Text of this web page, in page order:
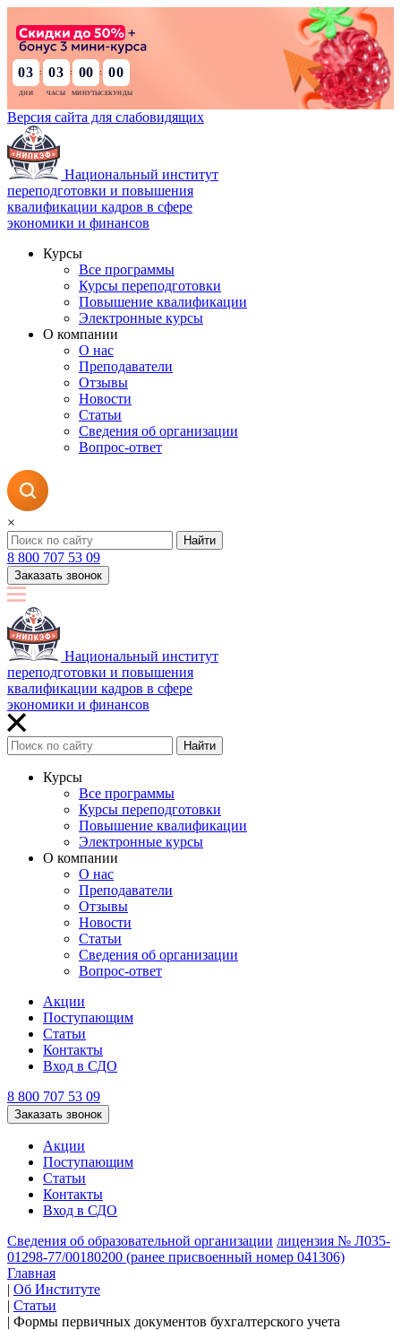
03 : 02 : 59 : 58
Версия сайта для слабовидящих
Национальный институт
переподготовки и повышения
квалификации кадров в сфере
экономики и финансов
Курсы
Все программы
Курсы переподготовки
Повышение квалификации
Электронные курсы
О компании
О нас
Преподаватели
Отзывы
Новости
Статьи
Сведения об организации
Вопрос-ответ
×
Найти
8 800 707 53 09
Заказать звонок
Национальный институт
переподготовки и повышения
квалификации кадров в сфере
экономики и финансов
Найти
Курсы
Все программы
Курсы переподготовки
Повышение квалификации
Электронные курсы
О компании
О нас
Преподаватели
Отзывы
Новости
Статьи
Сведения об организации
Вопрос-ответ
Акции
Поступающим
Статьи
Контакты
Вход в СДО
8 800 707 53 09
Заказать звонок
Акции
Поступающим
Статьи
Контакты
Вход в СДО
Сведения об образовательной организации лицензия № Л035-
01298-77/00180200 (ранее присвоенный номер 041306)
Главная
| Об Институте
| Статьи
| Формы первичных документов бухгалтерского учета